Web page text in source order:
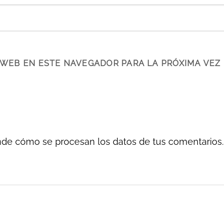
EN ESTE NAVEGADOR PARA LA PRÓXIMA VEZ
cómo se procesan los datos de tus comentarios.